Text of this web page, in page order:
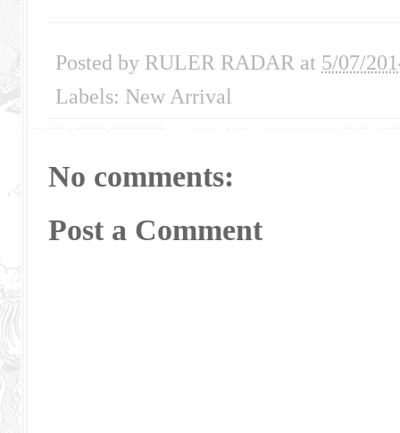
Posted by RULER RADAR at 5/07/
Labels: New Arrival
No comments:
Post a Comment